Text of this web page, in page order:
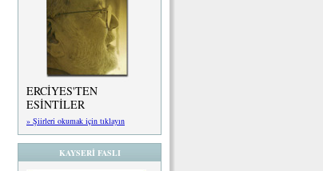
ERCİYES'TEN
ESİNTİLER
» Şiirleri okumak için tıklayın
KAYSERİ FASLI